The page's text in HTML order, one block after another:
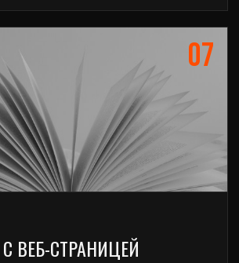
07
ВЕБ-СТРАНИЦЕЙ